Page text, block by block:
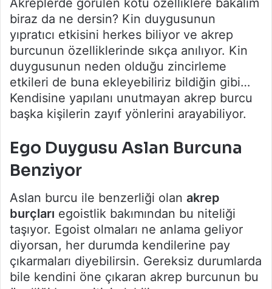
biraz da ne dersin? Kin duygusunun
yıpratıcı etkisini herkes biliyor ve akrep
burcunun özelliklerinde sıkça anılıyor. Kin
duygusunun neden olduğu zincirleme
etkileri de buna ekleyebiliriz bildiğin gibi…
Kendisine yapılanı unutmayan akrep burcu
başka kişilerin zayıf yönlerini arayabiliyor.
Ego Duygusu Aslan Burcuna
Benziyor
Aslan burcu ile benzerliği olan akrep
burçları egoistlik bakımından bu niteliği
taşıyor. Egoist olmaları ne anlama geliyor
diyorsan, her durumda kendilerine pay
çıkarmaları diyebilirsin. Gereksiz durumlarda
bile kendini öne çıkaran akrep burcunun bu